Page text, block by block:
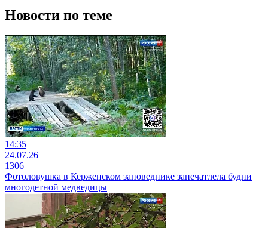
Новости по теме
14:35
24.07.26
1306
Фотоловушка в Керженском заповеднике запечатлела будни
многодетной медведицы